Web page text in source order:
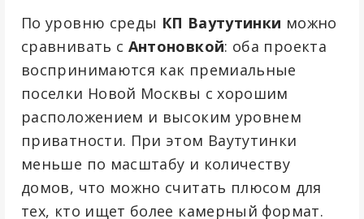
По уровню среды КП Ваутутинки можно
сравнивать с Антоновкой: оба проекта
воспринимаются как премиальные
поселки Новой Москвы с хорошим
расположением и высоким уровнем
приватности. При этом Ваутутинки
меньше по масштабу и количеству
домов, что можно считать плюсом для
тех, кто ищет более камерный формат.